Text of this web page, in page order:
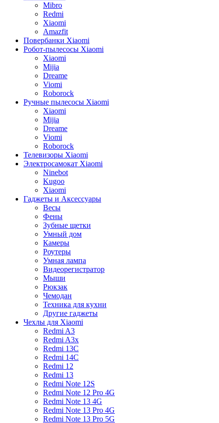
Mibro
Redmi
Xiaomi
Amazfit
Повербанки Xiaomi
Робот-пылесосы Xiaomi
Xiaomi
Mijia
Dreame
Viomi
Roborock
Ручные пылесосы Xiaomi
Xiaomi
Mijia
Dreame
Viomi
Roborock
Телевизоры Xiaomi
Электросамокат Xiaomi
Ninebot
Kugoo
Xiaomi
Гаджеты и Аксессуары
Весы
Фены
Зубные щетки
Умный дом
Камеры
Роутеры
Умная лампа
Видеорегистратор
Мыши
Рюкзак
Чемодан
Техника для кухни
Другие гаджеты
Чехлы для Xiaomi
Redmi A3
Redmi A3x
Redmi 13C
Redmi 14C
Redmi 12
Redmi 13
Redmi Note 12S
Redmi Note 12 Pro 4G
Redmi Note 13 4G
Redmi Note 13 Pro 4G
Redmi Note 13 Pro 5G